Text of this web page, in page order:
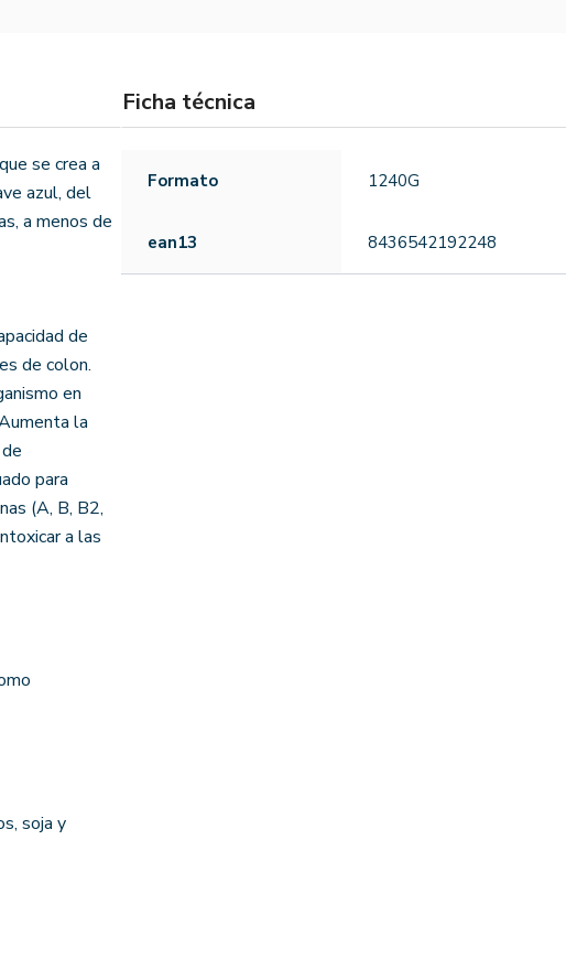
se crea a
azul, del
a menos de
de
de colon.
en
la
para
(A, B, B2,
a las
soja y
Ficha técnica
Formato 1240G
ean13 8436542192248